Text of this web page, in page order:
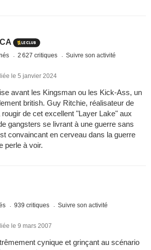
2 627 critiques Suivre son activité
le 5 janvier 2024
avant les Kingsman ou les Kick-Ass, un
british. Guy Ritchie, réalisateur de
de cet excellent "Layer Lake" aux
gangsters se livrant à une guerre sans
convaincant en cerveau dans la guerre
perle à voir.
939 critiques Suivre son activité
le 9 mars 2007
cynique et grinçant au scénario